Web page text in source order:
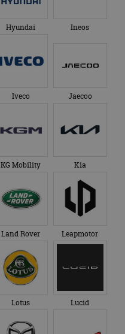
Hyundai Ineos
Iveco Jaecoo
KG Mobility Kia
Land Rover Leapmotor
Lotus Lucid